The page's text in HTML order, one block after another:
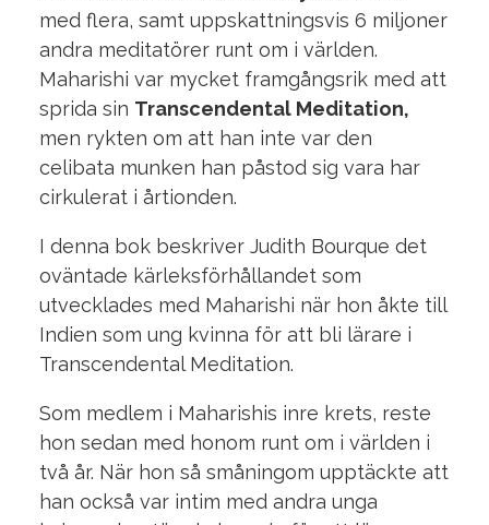
med flera, samt uppskattningsvis 6 miljoner
andra meditatörer runt om i världen.
Maharishi var mycket framgångsrik med att
sprida sin Transcendental Meditation,
men rykten om att han inte var den
celibata munken han påstod sig vara har
cirkulerat i årtionden.
I denna bok beskriver Judith Bourque det
oväntade kärleksförhållandet som
utvecklades med Maharishi när hon åkte till
Indien som ung kvinna för att bli lärare i
Transcendental Meditation.
Som medlem i Maharishis inre krets, reste
hon sedan med honom runt om i världen i
två år. När hon så småningom upptäckte att
han också var intim med andra unga